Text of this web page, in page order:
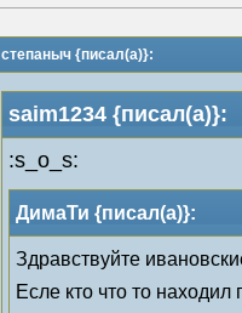
степаныч {писал(а)}:
saim1234 {писал(а)}:
:s_o_s:
ДимаТи {писал(а)}:
Здравствуйте
Есле кто что то